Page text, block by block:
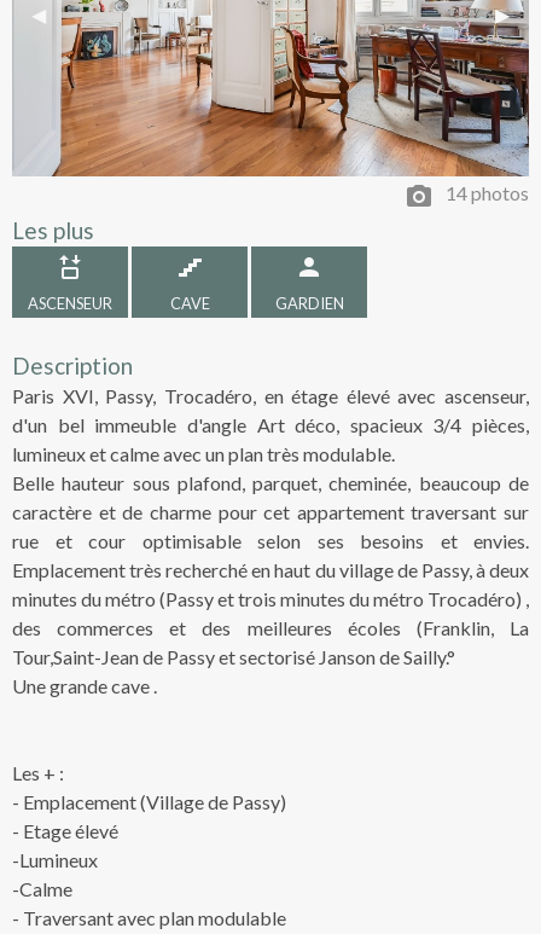
Previous Slide
◀︎ Next
▶︎
14 photos
Les plus
ASCENSEUR CAVE GARDIEN
Description
Paris XVI, Passy, Trocadéro, en étage élevé avec ascenseur,
d'un bel immeuble d'angle Art déco, spacieux 3/4 pièces,
lumineux et calme avec un plan très modulable.
Belle hauteur sous plafond, parquet, cheminée, beaucoup de
caractère et de charme pour cet appartement traversant sur
rue et cour optimisable selon ses besoins et envies.
Emplacement très recherché en haut du village de Passy, à deux
minutes du métro (Passy et trois minutes du métro Trocadéro) ,
des commerces et des meilleures écoles (Franklin, La
Tour,Saint-Jean de Passy et sectorisé Janson de Sailly.°
Une grande cave .
Les + :
- Emplacement (Village de Passy)
- Etage élevé
-Lumineux
-Calme
- Traversant avec plan modulable